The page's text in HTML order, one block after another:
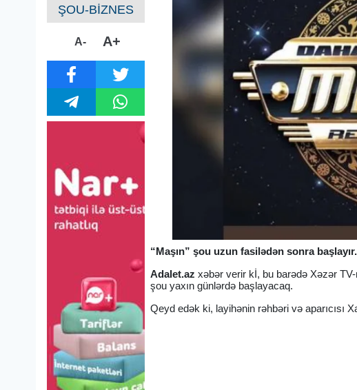
ŞOU-BİZNES
A- A+
“Maşın” şou uzun fasilədən sonra başlayır.
Adalet.az xəbər verir kİ, bu barədə Xəzər
şou yaxın günlərdə başlayacaq.
Qeyd edək ki, layihənin rəhbəri və aparıcısı